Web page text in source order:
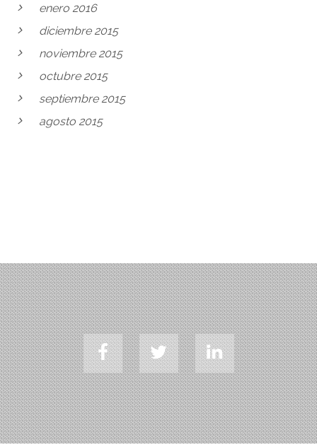
enero 2016
diciembre 2015
noviembre 2015
octubre 2015
septiembre 2015
agosto 2015